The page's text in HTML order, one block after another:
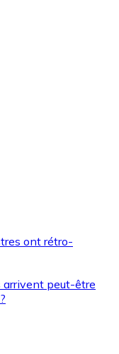
ont rétro-
arrivent peut-être